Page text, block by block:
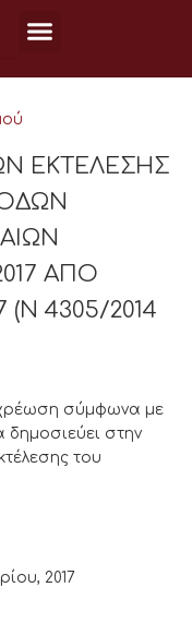
ΕΚΤΕΛΕΣΗΣ
ΑΠΟ
(Ν 4305/2014
σύμφωνα με
στην
του
2017